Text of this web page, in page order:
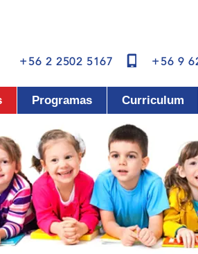
+56 2 2502 5167 +56 9
Programas Curriculum